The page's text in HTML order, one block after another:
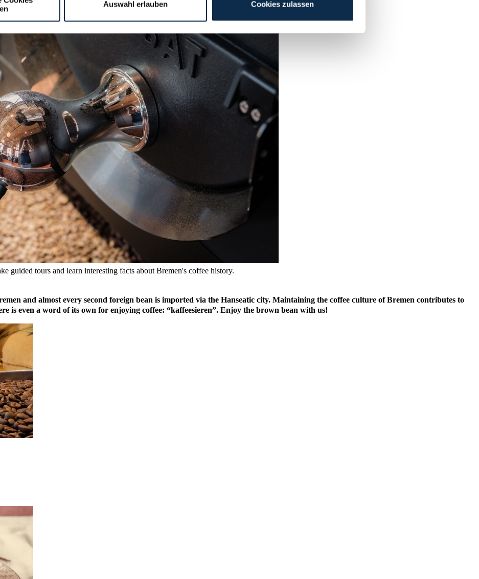
Auswahl erlauben Cookies zulassen
guided tours and learn interesting facts about Bremen's coffee history.
and almost every second foreign bean is imported via the Hanseatic city. Maintaining the coffee culture of Bremen contributes to
is even a word of its own for enjoying coffee: “kaffeesieren”. Enjoy the brown bean with us!